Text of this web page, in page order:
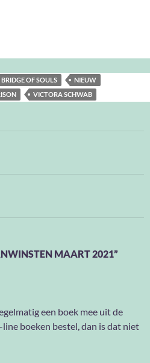
BRIDGE OF SOULS
NIEUW
VICTORA SCHWAB
MAART 2021”
een boek mee uit de
boeken bestel, dan is dat niet